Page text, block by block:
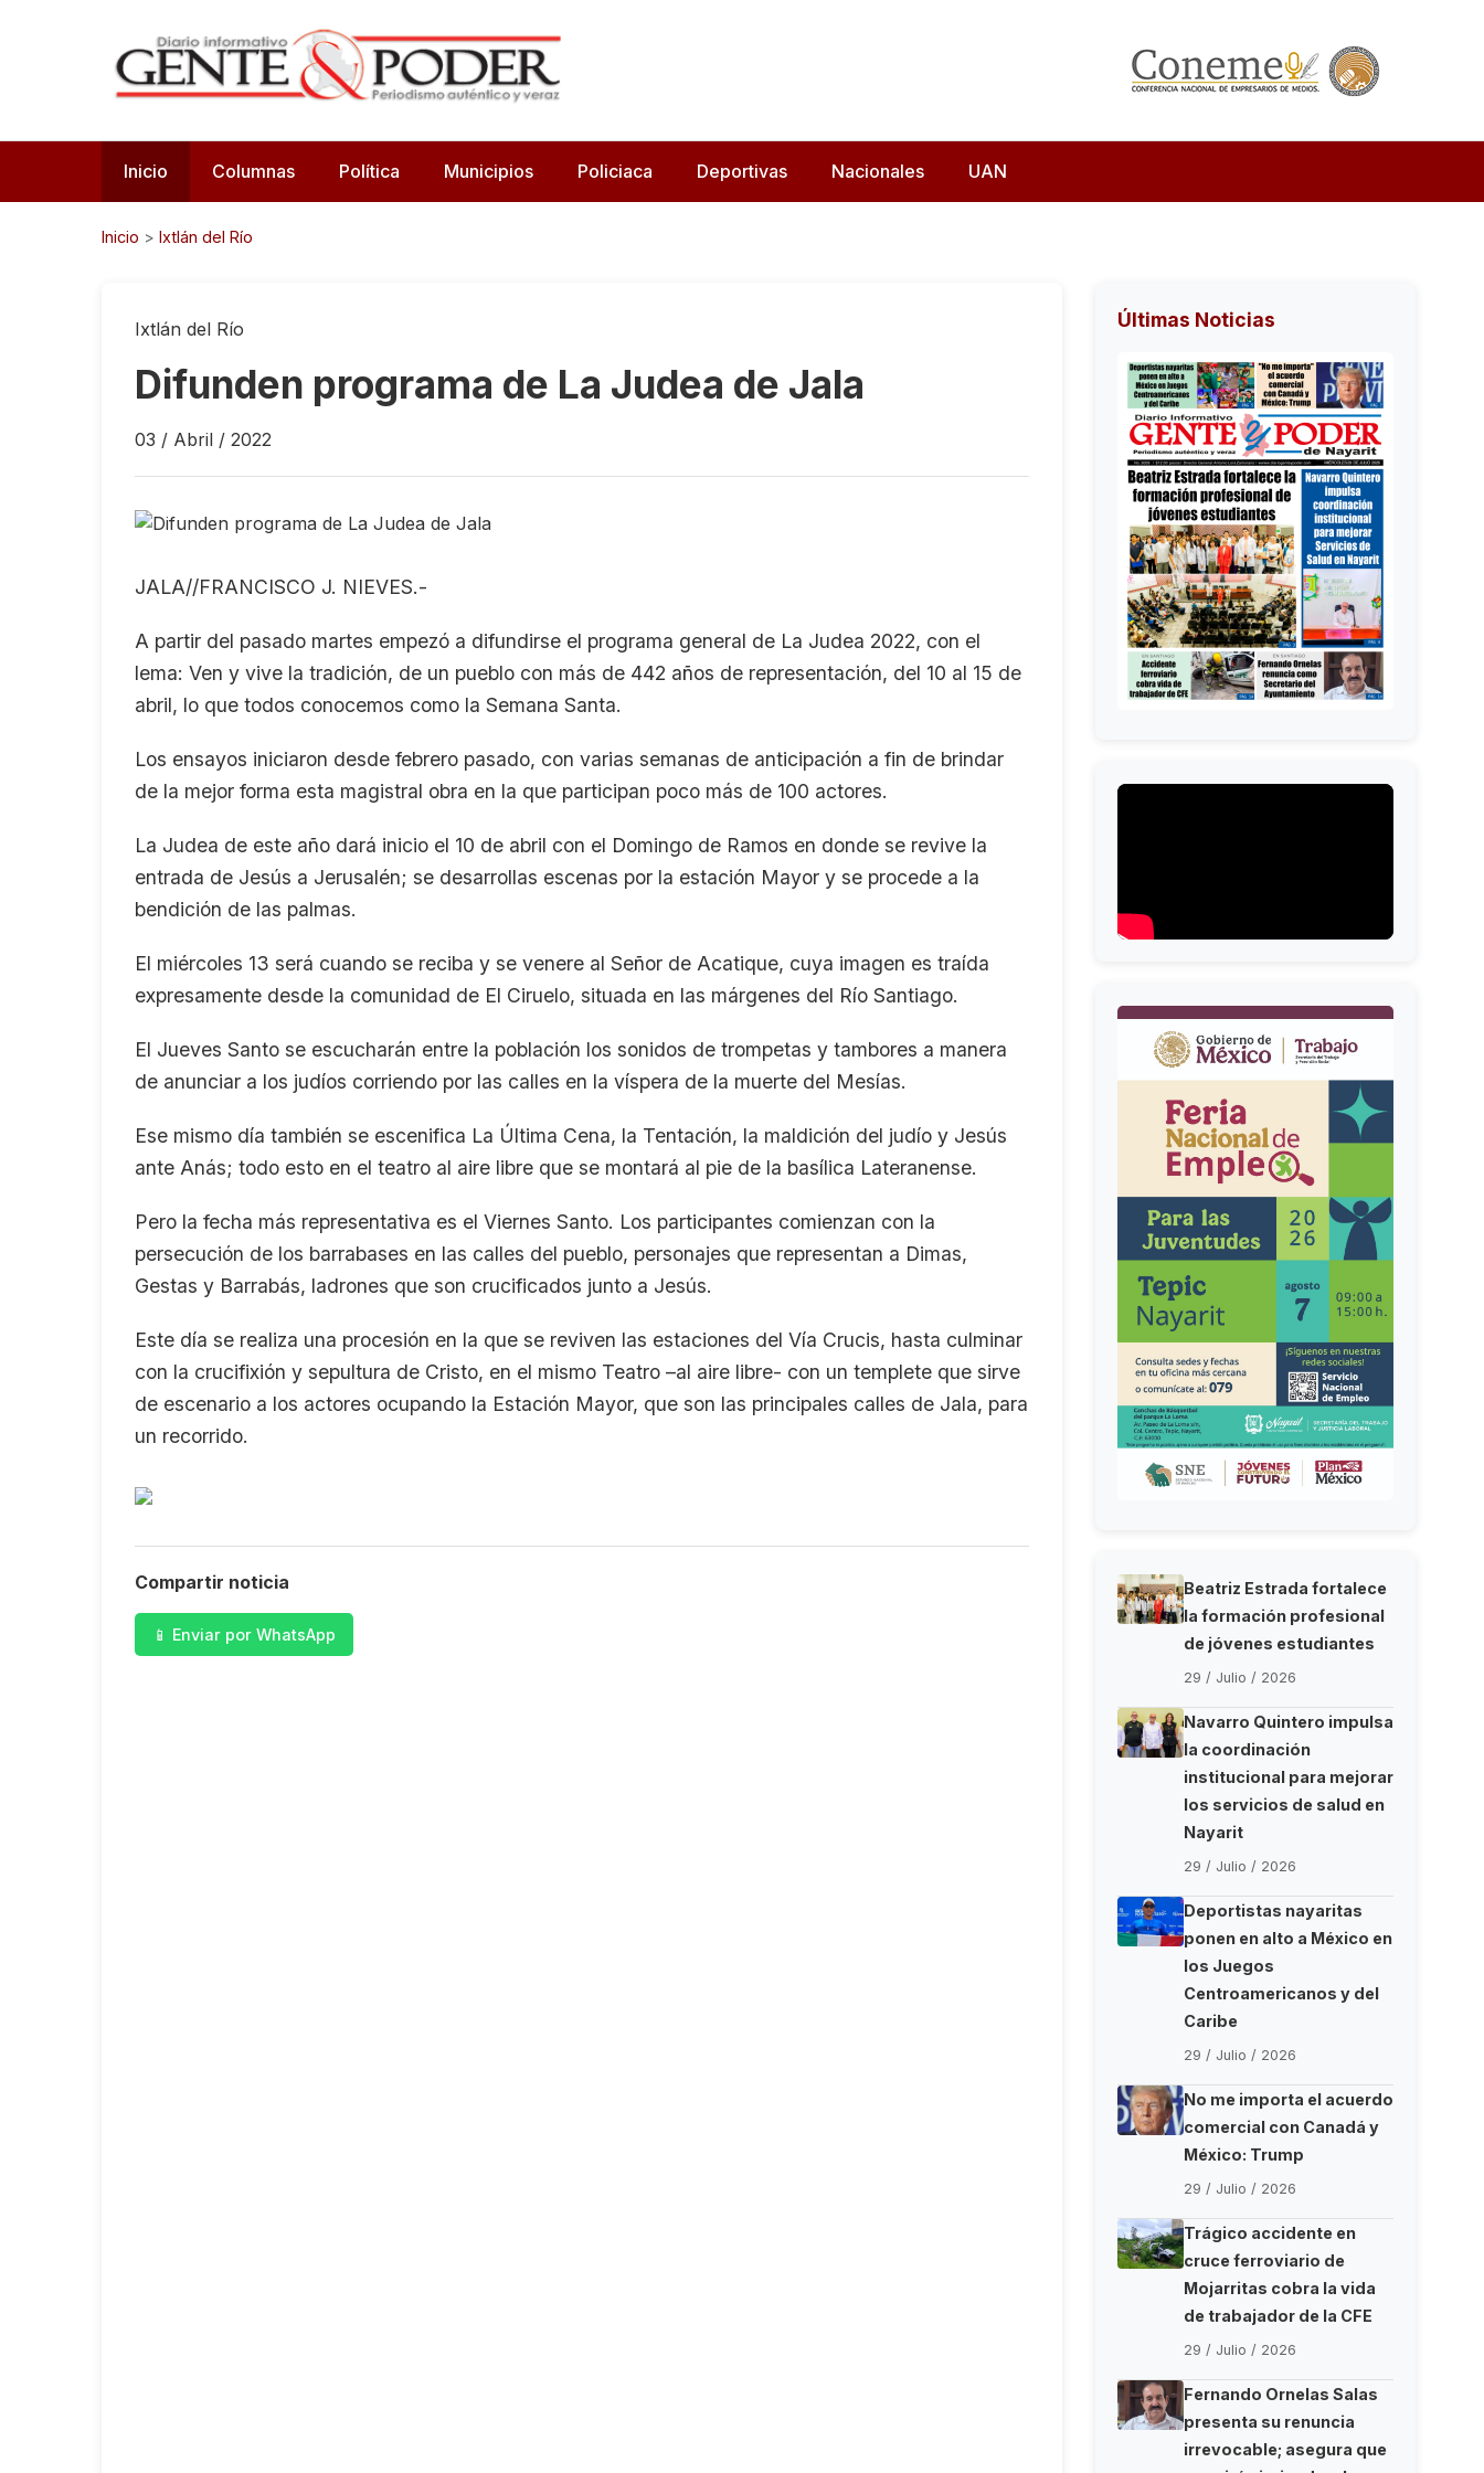
Inicio Columnas Política Municipios Policiaca Deportivas Nacionales UAN
Inicio > Ixtlán del Río
Ixtlán del Río
Difunden programa de La Judea de Jala
03 / Abril / 2022
JALA//FRANCISCO J. NIEVES.-
A partir del pasado martes empezó a difundirse el programa general de La Judea 2022, con el
lema: Ven y vive la tradición, de un pueblo con más de 442 años de representación, del 10 al 15 de
abril, lo que todos conocemos como la Semana Santa.
Los ensayos iniciaron desde febrero pasado, con varias semanas de anticipación a fin de brindar
de la mejor forma esta magistral obra en la que participan poco más de 100 actores.
La Judea de este año dará inicio el 10 de abril con el Domingo de Ramos en donde se revive la
entrada de Jesús a Jerusalén; se desarrollas escenas por la estación Mayor y se procede a la
bendición de las palmas.
El miércoles 13 será cuando se reciba y se venere al Señor de Acatique, cuya imagen es traída
expresamente desde la comunidad de El Ciruelo, situada en las márgenes del Río Santiago.
El Jueves Santo se escucharán entre la población los sonidos de trompetas y tambores a manera
de anunciar a los judíos corriendo por las calles en la víspera de la muerte del Mesías.
Ese mismo día también se escenifica La Última Cena, la Tentación, la maldición del judío y Jesús
ante Anás; todo esto en el teatro al aire libre que se montará al pie de la basílica Lateranense.
Pero la fecha más representativa es el Viernes Santo. Los participantes comienzan con la
persecución de los barrabases en las calles del pueblo, personajes que representan a Dimas,
Gestas y Barrabás, ladrones que son crucificados junto a Jesús.
Este día se realiza una procesión en la que se reviven las estaciones del Vía Crucis, hasta culminar
con la crucifixión y sepultura de Cristo, en el mismo Teatro –al aire libre- con un templete que sirve
de escenario a los actores ocupando la Estación Mayor, que son las principales calles de Jala, para
un recorrido.
Compartir noticia
📱 Enviar por WhatsApp
Últimas Noticias
Beatriz Estrada fortalece
la formación profesional
de jóvenes estudiantes
29 / Julio / 2026
Navarro Quintero impulsa
la coordinación
institucional para mejorar
los servicios de salud en
Nayarit
29 / Julio / 2026
Deportistas nayaritas
ponen en alto a México en
los Juegos
Centroamericanos y del
Caribe
29 / Julio / 2026
No me importa el acuerdo
comercial con Canadá y
México: Trump
29 / Julio / 2026
Trágico accidente en
cruce ferroviario de
Mojarritas cobra la vida
de trabajador de la CFE
29 / Julio / 2026
Fernando Ornelas Salas
presenta su renuncia
irrevocable; asegura que